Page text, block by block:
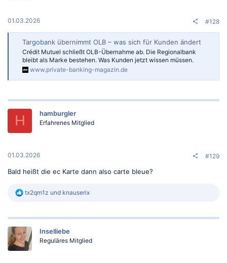
:
01.03.2026 #128
Targobank übernimmt OLB – was sich für Kunden ändert
Crédit Mutuel schließt OLB-Übernahme ab. Die Regionalbank
bleibt als Marke bestehen. Was Kunden jetzt wissen müssen.
www.private-banking-magazin.de
H hamburgler
Erfahrenes Mitglied
01.03.2026 #129
Bald heißt die ec Karte dann also carte bleue?
R
k
i
o
n
tx2qm1z und knauserix
Inselliebe
Reguläres Mitglied